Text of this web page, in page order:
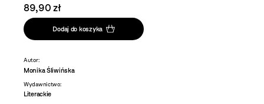
89,90 zł
Dodaj do koszyka
Autor:
Monika Śliwińska
Wydawnictwo:
Literackie